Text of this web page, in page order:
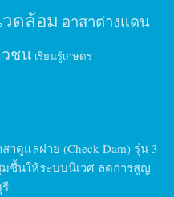
ดล้อม อาสาต่างแดน
วชน เรียนรู้เกษตร
ดูแลฝาย (Check Dam) รุ่น 3
ชื้นให้ระบบนิเวศ ลดการสูญ